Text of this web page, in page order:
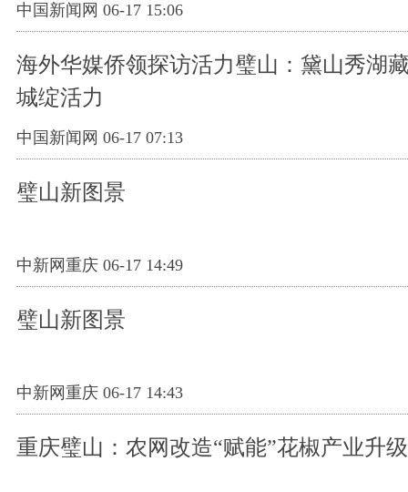
中国新闻网 06-17 15:06
海外华媒侨领探访活力璧山：黛山秀湖
城绽活力
中国新闻网 06-17 07:13
璧山新图景
中新网重庆 06-17 14:49
璧山新图景
中新网重庆 06-17 14:43
重庆璧山：农网改造“赋能”花椒产业升级